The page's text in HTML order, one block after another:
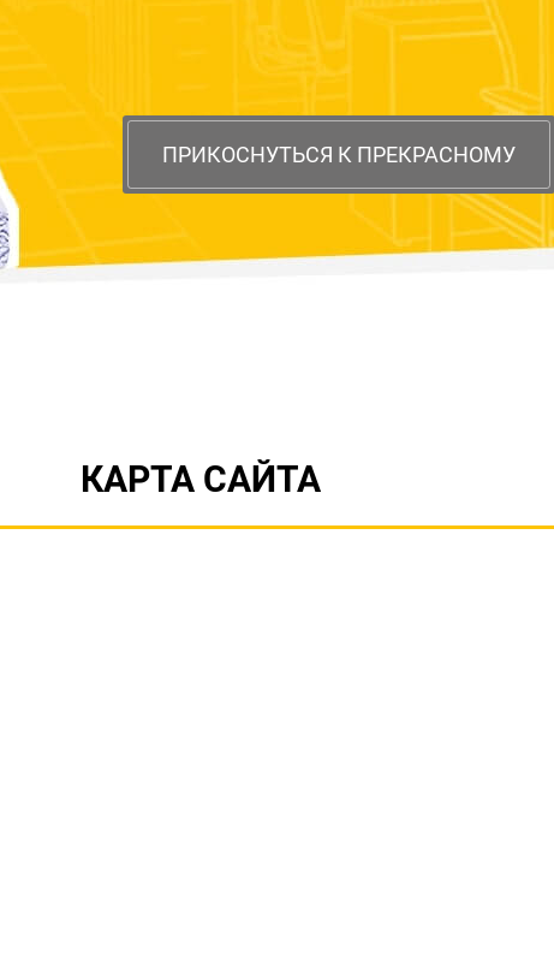
ПРИКОСНУТЬСЯ К ПРЕКРАСНОМУ
КАРТА САЙТА